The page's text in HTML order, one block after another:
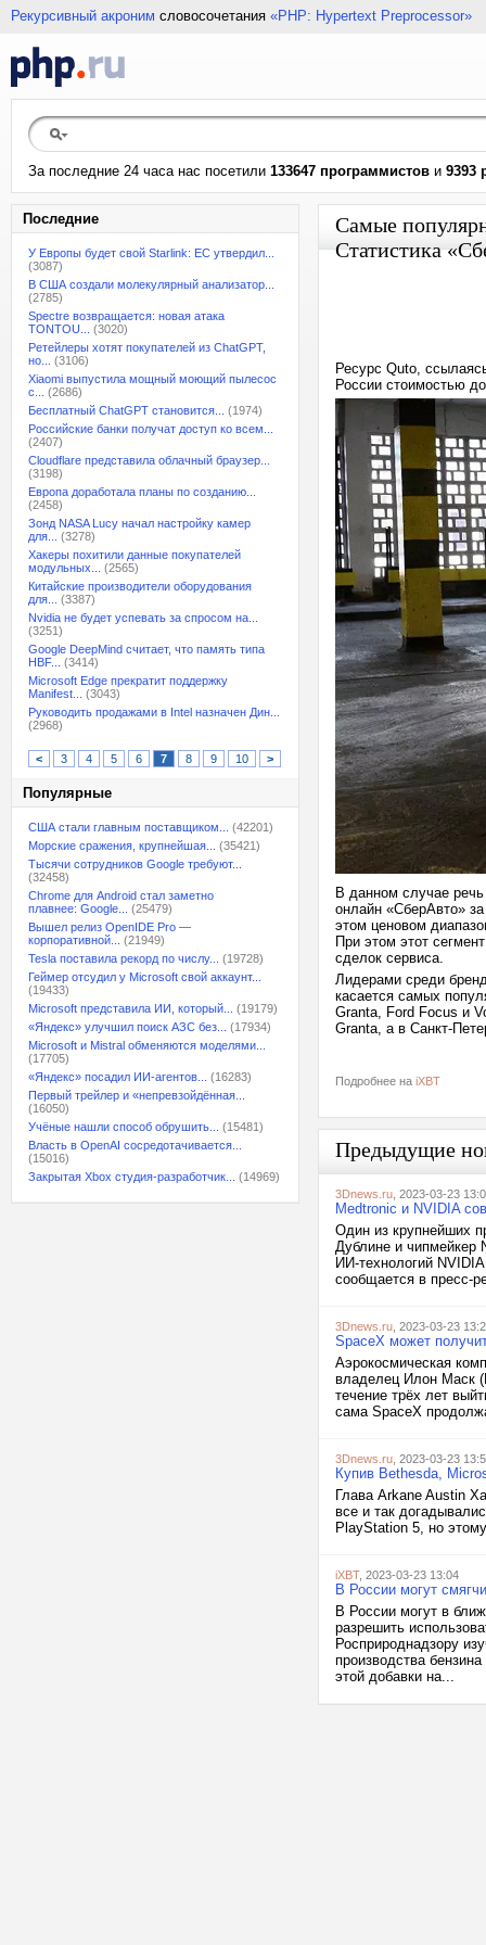
Рекурсивный акроним словосочетания «PHP: Hypertext Preprocessor»
За последние 24 часа нас посетили 133647 программистов и 9393
Последние
У Европы будет свой Starlink: ЕС утвердил...
(3087)
В США создали молекулярный анализатор...
(2785)
Spectre возвращается: новая атака
TONTOU...
(3020)
Ретейлеры хотят покупателей из ChatGPT,
но...
(3106)
Xiaomi выпустила мощный моющий пылесос
с...
(2686)
Бесплатный ChatGPT становится...
(1974)
Российские банки получат доступ ко всем...
(2407)
Cloudflare представила облачный браузер...
(3198)
Европа доработала планы по созданию...
(2458)
Зонд NASA Lucy начал настройку камер
для...
(3278)
Хакеры похитили данные покупателей
модульных...
(2565)
Китайские производители оборудования
для...
(3387)
Nvidia не будет успевать за спросом на...
(3251)
Google DeepMind считает, что память типа
HBF...
(3414)
Microsoft Edge прекратит поддержку
Manifest...
(3043)
Руководить продажами в Intel назначен Дин...
(2968)
< 3 4 5 6 7 8 9 10 >
Популярные
США стали главным поставщиком...
(42201)
Морские сражения, крупнейшая...
(35421)
Тысячи сотрудников Google требуют...
(32458)
Chrome для Android стал заметно
плавнее: Google...
(25479)
Вышел релиз OpenIDE Pro —
корпоративной...
(21949)
Tesla поставила рекорд по числу...
(19728)
Геймер отсудил у Microsoft свой аккаунт...
(19433)
Microsoft представила ИИ, который...
(19179)
«Яндекс» улучшил поиск АЗС без...
(17934)
Microsoft и Mistral обменяются моделями...
(17705)
«Яндекс» посадил ИИ-агентов...
(16283)
Первый трейлер и «непревзойдённая...
(16050)
Учёные нашли способ обрушить...
(15481)
Власть в OpenAI сосредотачивается...
(15016)
Закрытая Xbox студия-разработчик...
(14969)
Самые
Статистика
Ресурс Quto,
России стоимостью
В данном случае
онлайн «СберАвто»
этом ценовом
При этом этот
сделок сервиса.
Лидерами среди
касается самых
Granta, Ford Focus и
Granta, а в Санкт-
Подробнее на iXBT
Предыдущие
3Dnews.ru , 2023-03-23
Medtronic и NVIDIA
Один из крупнейших
Дублине и чипмейкер
ИИ-технологий
сообщается в пресс-
3Dnews.ru , 2023-03-23
SpaceX может
Аэрокосмическая
владелец Илон Маск
течение трёх лет
сама SpaceX
3Dnews.ru , 2023-03-23
Купив Bethesda,
Глава Arkane Austin
все и так
PlayStation 5, но
iXBT, 2023-03-23 13:04
В России могут
В России могут в
разрешить
Росприроднадзору
производства
этой добавки на...